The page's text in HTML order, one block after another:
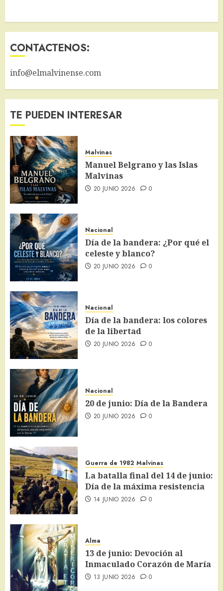
CONTACTENOS:
info@elmalvinense.com
TE PUEDEN INTERESAR
Malvinas
Manuel Belgrano y las Islas
Malvinas
20 JUNIO 2026 0
Nacional
Día de la bandera: ¿Por qué el
celeste y blanco?
20 JUNIO 2026 0
Nacional
Día de la bandera: los colores
de la libertad
20 JUNIO 2026 0
Nacional
20 de junio: Día de la Bandera
20 JUNIO 2026 0
Guerra de 1982 Malvinas
La batalla final del 14 de junio:
Día de la máxima resistencia
14 JUNIO 2026 0
Alma
13 de junio: Devoción al
Inmaculado Corazón de María
13 JUNIO 2026 0